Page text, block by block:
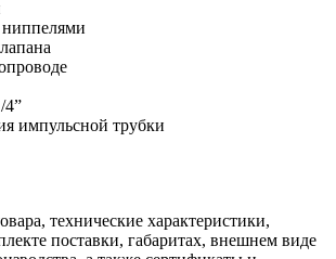
4”
импульсной трубки
технические характеристики,
поставки, габаритах, внешнем виде